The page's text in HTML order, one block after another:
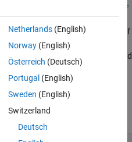
customF
custom requirement functions
overwrites the existing list of
The resulting list of
only the functions that this method
Netherlands(English)
Norway(English)
Österreich (Deutsch)
Portugal (English)
Sweden (English)
Switzerland
Deutsch